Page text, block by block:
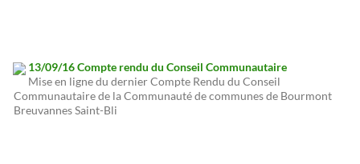
13/09/16 Compte rendu du Conseil Communautaire
Mise en ligne du dernier Compte Rendu du Conseil
Communautaire de la Communauté de communes de Bourmont
Breuvannes Saint-Bli